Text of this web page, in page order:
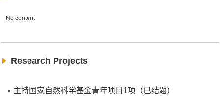
No content
Research Projects
主持国家自然科学基金青年项目1项（已结题）